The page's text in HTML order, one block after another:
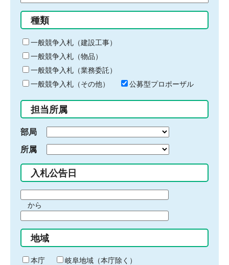
る
キ
ー
ワ
ー
ド
入
力
種類
一般競争入札（建設工事）
一般競争入札（物品）
一般競争入札（業務委託）
一般競争入札（その他）
公募型プロポーザル
担当所属
部局
所属
入札公告日
間
始
り
から
間
終
わ
地域
本庁
岐阜地域（本庁除く）